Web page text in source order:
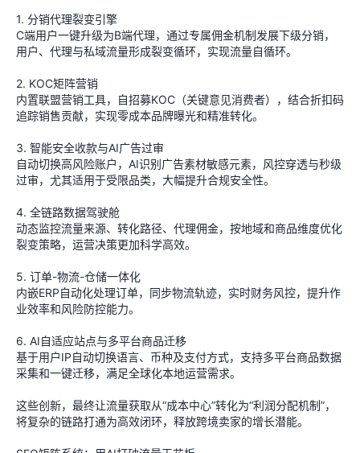
1. 分销代理裂变引擎
C端用户一键升级为B端代理，通过专属佣金机制发展下级分销，
用户、代理与私域流量形成裂变循环，实现流量自循环。
2. KOC矩阵营销
内置联盟营销工具，自招募KOC（关键意见消费者），结合折扣码
追踪销售贡献，实现零成本品牌曝光和精准转化。
3. 智能安全收款与AI广告过审
自动切换高风险账户，AI识别广告素材敏感元素，风控穿透与秒级
过审，尤其适用于受限品类，大幅提升合规安全性。
4. 全链路数据驾驶舱
动态监控流量来源、转化路径、代理佣金，按地域和商品维度优化
裂变策略，运营决策更加科学高效。
5. 订单-物流-仓储一体化
内嵌ERP自动化处理订单，同步物流轨迹，实时财务风控，提升作
业效率和风险防控能力。
6. AI自适应站点与多平台商品迁移
基于用户IP自动切换语言、币种及支付方式，支持多平台商品数据
采集和一键迁移，满足全球化本地运营需求。
这些创新，最终让流量获取从“成本中心”转化为“利润分配机制”，
将复杂的链路打通为高效闭环，释放跨境卖家的增长潜能。